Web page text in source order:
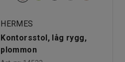
HERMES
Kontorsstol, låg rygg,
plommon